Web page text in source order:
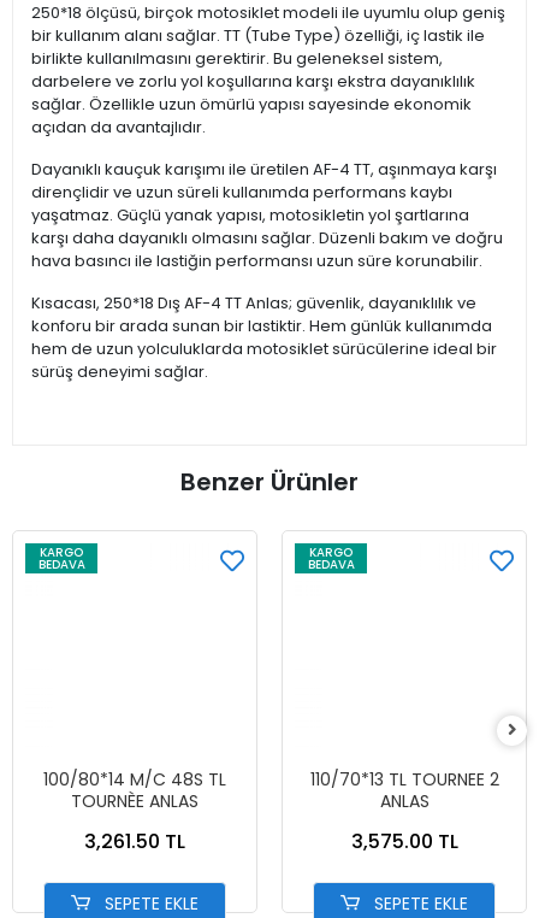
250*18 ölçüsü, birçok motosiklet modeli ile uyumlu olup geniş
bir kullanım alanı sağlar. TT (Tube Type) özelliği, iç lastik ile
birlikte kullanılmasını gerektirir. Bu geleneksel sistem,
darbelere ve zorlu yol koşullarına karşı ekstra dayanıklılık
sağlar. Özellikle uzun ömürlü yapısı sayesinde ekonomik
açıdan da avantajlıdır.
Dayanıklı kauçuk karışımı ile üretilen AF-4 TT, aşınmaya karşı
dirençlidir ve uzun süreli kullanımda performans kaybı
yaşatmaz. Güçlü yanak yapısı, motosikletin yol şartlarına
karşı daha dayanıklı olmasını sağlar. Düzenli bakım ve doğru
hava basıncı ile lastiğin performansı uzun süre korunabilir.
Kısacası, 250*18 Dış AF-4 TT Anlas; güvenlik, dayanıklılık ve
konforu bir arada sunan bir lastiktir. Hem günlük kullanımda
hem de uzun yolculuklarda motosiklet sürücülerine ideal bir
sürüş deneyimi sağlar.
Benzer Ürünler
KARGO
BEDAVA
100/80*14 M/C 48S TL
TOURNÈE ANLAS
3,261.50 TL
SEPETE EKLE
KARGO
BEDAVA
110/70*13 TL TOURNEE 2
ANLAS
3,575.00 TL
SEPETE EKLE